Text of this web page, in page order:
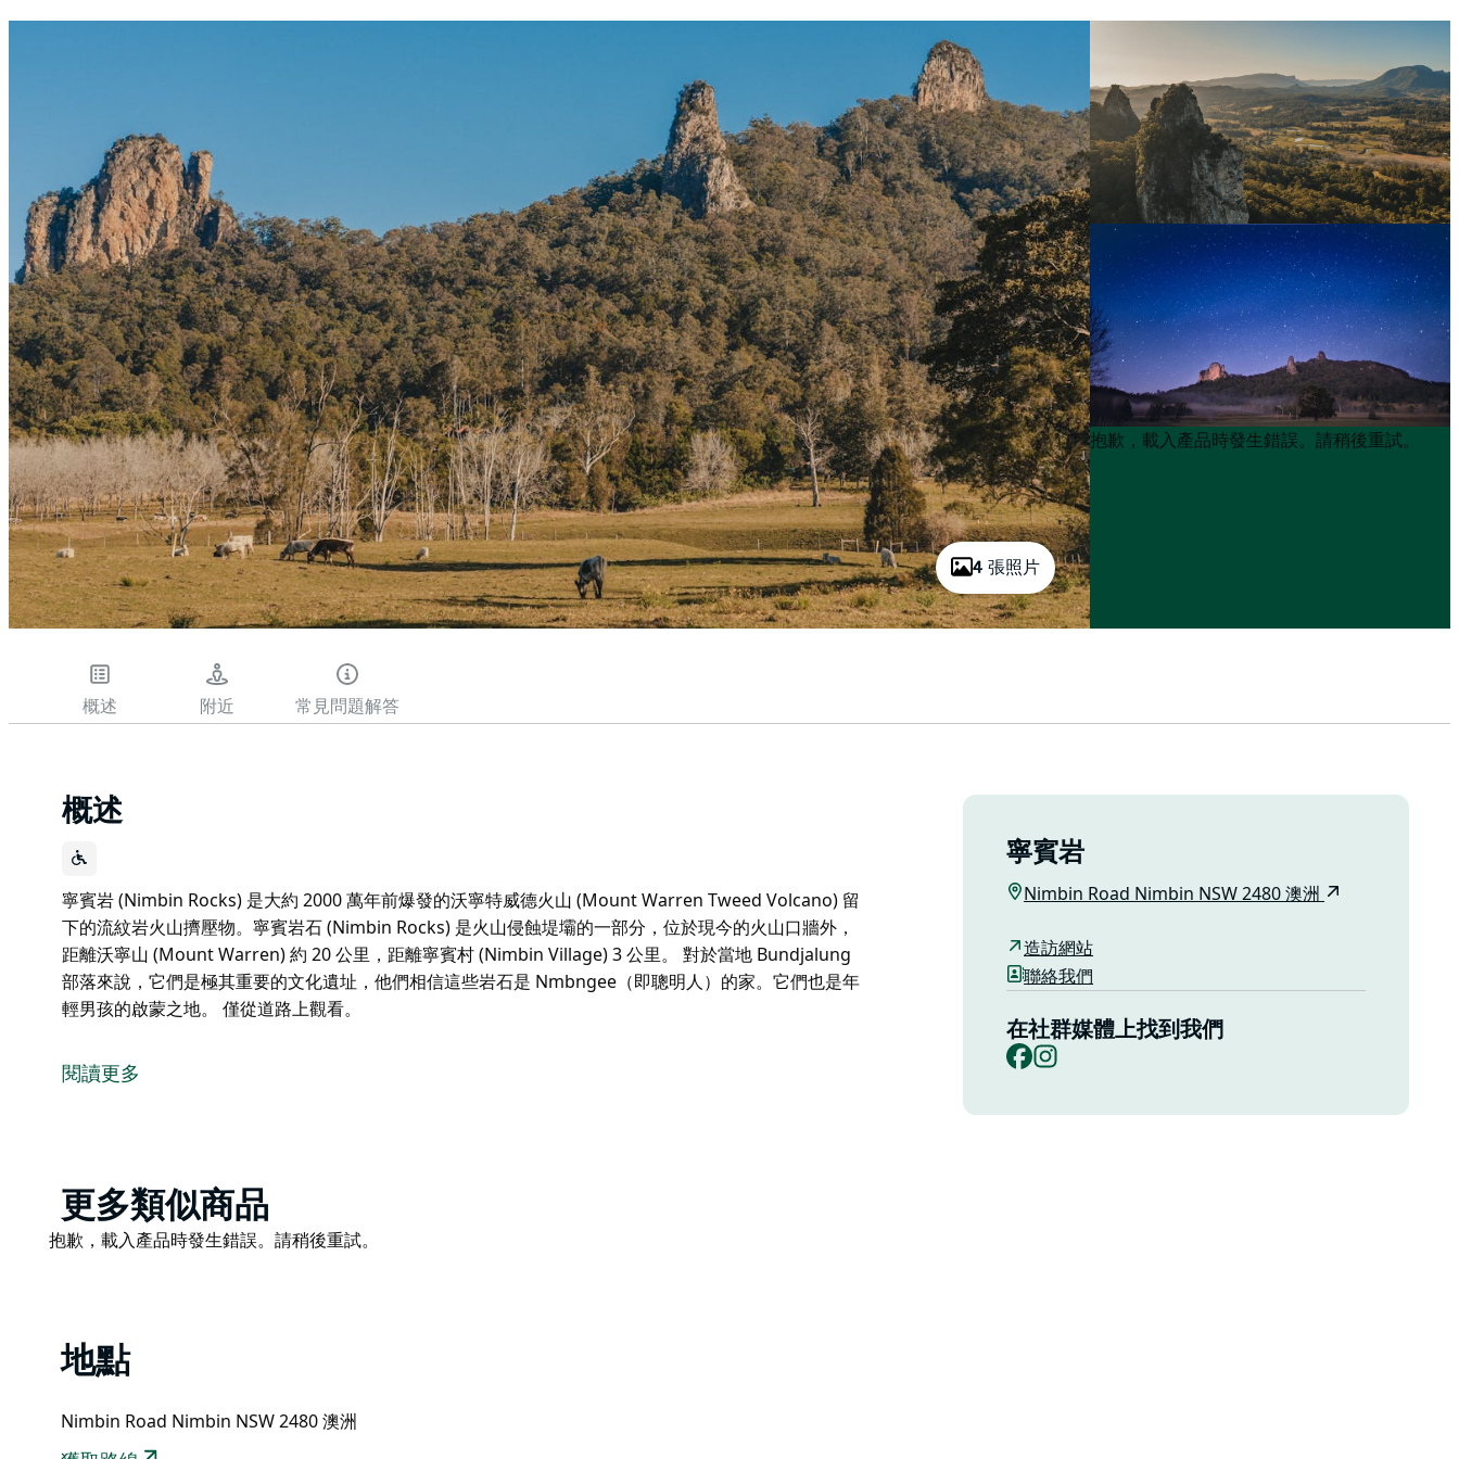
4 張照片
Product
List
Product
List
抱歉，載入產品時發生錯誤。請稍後重試。
概述 附近 常見問題解答
概述
寧賓岩 (Nimbin Rocks) 是大約 2000 萬年前爆發的沃寧特威德火山 (Mount Warren Tweed Volcano) 留
下的流紋岩火山擠壓物。寧賓岩石 (Nimbin Rocks) 是火山侵蝕堤壩的一部分，位於現今的火山口牆外，
距離沃寧山 (Mount Warren) 約 20 公里，距離寧賓村 (Nimbin Village) 3 公里。 對於當地 Bundjalung
部落來說，它們是極其重要的文化遺址，他們相信這些岩石是 Nmbngee（即聰明人）的家。它們也是年
輕男孩的啟蒙之地。 僅從道路上觀看。
下的流紋岩火山擠壓物。寧賓岩石 (Nimbin Rocks) 是火山侵蝕堤壩的一部分，位於現今的火山口牆外，
距離沃寧山 (Mount Warren) 約 20 公里，距離寧賓村 (Nimbin Village) 3 公里。
僅從道路上觀看。
閱讀更多
寧賓岩
Nimbin Road Nimbin NSW 2480 澳洲
造訪網站
聯絡我們
在社群媒體上找到我們
Facebook
Product
List
更多類似商品
Product
抱歉，載入產品時發生錯誤。請稍後重試。
地點
Nimbin Road Nimbin NSW 2480 澳洲